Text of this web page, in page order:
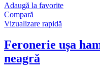
Adaugă la favorite
Compară
Vizualizare rapidă
Feronerie ușa
neagră